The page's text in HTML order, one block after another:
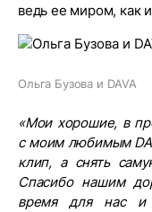
ведь ее миром, как
Ольга Бузова и DAVA
«Мои хорошие, в
с моим любимым
клип, а снять
Спасибо нашим
время для нас и